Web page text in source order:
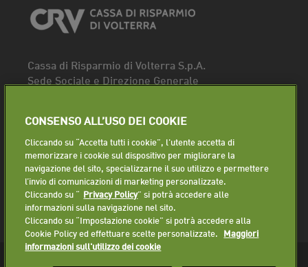
Cassa di Risparmio di Volterra S.p.A.
Sede Sociale e Direzione Generale
Fax. 0588 86940
Segui la pagina
Lavora con noi
CONSENSO ALL’USO DEI COOKIE
Cliccando su “Accetta tutti i cookie”, l'utente accetta di
memorizzare i cookie sul dispositivo per migliorare la
navigazione del sito, specializzarne il suo utilizzo e permettere
l’invio di comunicazioni di marketing personalizzate.
Cliccando su “ Privacy Policy” si potrà accedere alle
informazioni sulla navigazione nel sito.
Cliccando su “Impostazione cookie” si potrà accedere alla
Cookie Policy ed effettuare scelte personalizzate. Maggiori
informazioni sull'utilizzo dei cookie